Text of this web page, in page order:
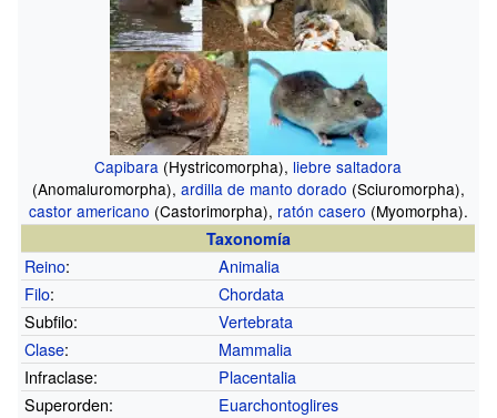
Capibara (Hystricomorpha), liebre saltadora
(Anomaluromorpha), ardilla de manto dorado (Sciuromorpha),
castor americano (Castorimorpha), ratón casero (Myomorpha).
Taxonomía
Reino:
Animalia
Filo:
Chordata
Subfilo:
Vertebrata
Clase:
Mammalia
Infraclase:
Placentalia
Superorden:
Euarchontoglires